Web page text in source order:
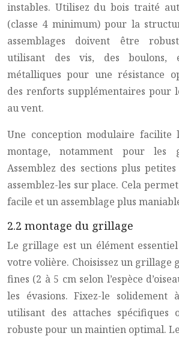
instables. Utilisez du bois traité
(classe 4 minimum) pour la
assemblages doivent être
utilisant des vis, des boulons,
métalliques pour une résistance
des renforts supplémentaires pour
au vent.
Une conception modulaire
montage, notamment pour les
Assemblez des sections plus
assemblez-les sur place. Cela
facile et un assemblage plus
2.2 montage du grillage
Le grillage est un élément
votre volière. Choisissez un grillage
fines (2 à 5 cm selon l’espèce
les évasions. Fixez-le
utilisant des attaches spécifiques
robuste pour un maintien optimal.